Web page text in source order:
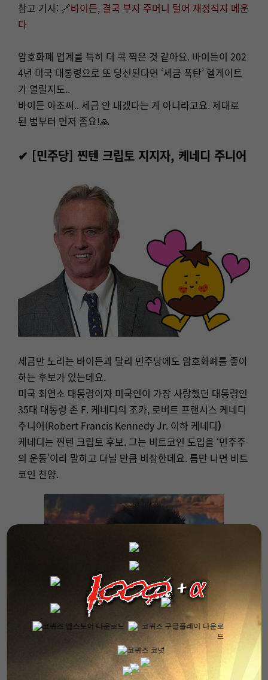
참고 기사: 🔗바이든, 결국 부자 주머니 털어 재정적자 메운
다
암호화폐 업계를 특히 더 콕 찍은 것 같아요. 바이든이 202
4년 미국 대통령으로 또 당선된다면 ‘세금 폭탄’ 헬게이트
가 열릴지도..
바이든 아조씨.. 세금 안 내겠다는 게 아니라고요. 제대로
된 법부터 먼저 좀요!🙏
✔ [민주당] 찐텐 크립토 지지자, 케네디 주니어
세금만 노리는 바이든과 달리 민주당에도 암호화폐를 좋아
하는 후보가 있는데요.
미국 최연소 대통령이자 미국인이 가장 사랑했던 대통령인
35대 대통령 존 F. 케네디의 조카, 로버트 프랜시스 케네디
주니어(Robert Francis Kennedy Jr. 이하 케네디)
케네디는 찐텐 크립토 후보. 그는 비트코인 도입을 ‘민주주
의 운동’이라 말하고 다닐 만큼 비장한데요. 틈만 나면 비트
코인 찬양.